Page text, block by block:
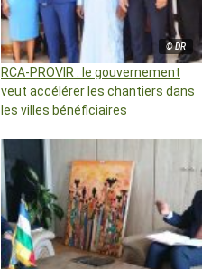
© DR
RCA-PROVIR : le gouvernement
veut accélérer les chantiers dans
les villes bénéficiaires